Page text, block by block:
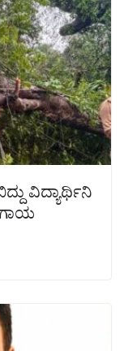
ವಿದ್ಯಾರ್ಥಿನಿ
ಗಾಯ